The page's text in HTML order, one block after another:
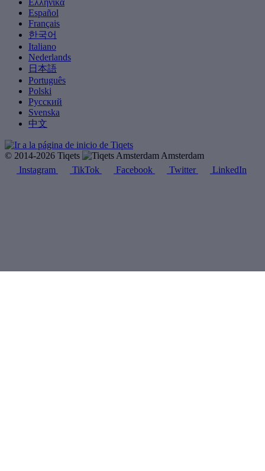
Español
Français
한국어
Italiano
Nederlands
日本語
Português
Polski
Русский
Svenska
中文
© 2014-2026 Tiqets
Amsterdam
Instagram
TikTok Facebook Twitter LinkedIn